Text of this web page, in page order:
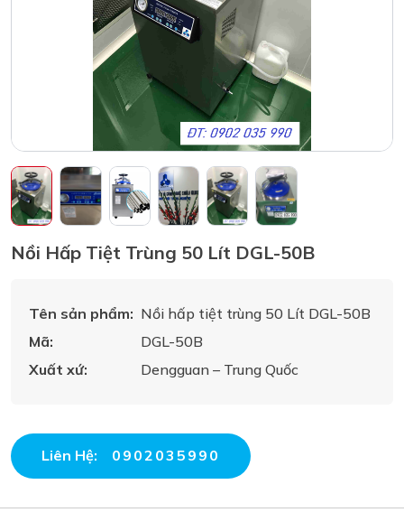
Nồi Hấp Tiệt Trùng 50 Lít DGL-50B
Tên sản phẩm: Nồi hấp tiệt trùng 50 Lít DGL-50B
Mã:
DGL-50B
Xuất xứ:
Dengguan – Trung Quốc
Liên Hệ: 0902035990